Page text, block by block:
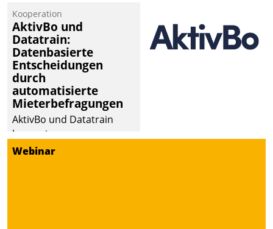
operativen
Instandhaltung in die
SAP-Systemlandschaft
deutscher
Wohnungsunternehmen
– und beschleunigt damit
den Weg vom
Mieteranliegen zum
Dienstleisterauftrag.
Kooperation
AktivBo und
Datatrain:
Datenbasierte
Entscheidungen
durch
automatisierte
Mieterbefragungen
AktivBo und Datatrain
kooperieren –
Immobilienunternehmen
Webinar